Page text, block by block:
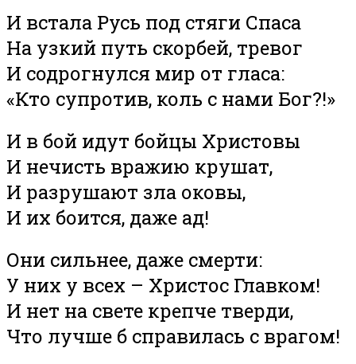
И встала Русь под стяги Спаса
На узкий путь скорбей, тревог
И содрогнулся мир от гласа:
«Кто супротив, коль с нами Бог?!»
И в бой идут бойцы Христовы
И нечисть вражию крушат,
И разрушают зла оковы,
И их боится, даже ад!
Они сильнее, даже смерти:
У них у всех – Христос Главком!
И нет на свете крепче тверди,
Что лучше б справилась с врагом!